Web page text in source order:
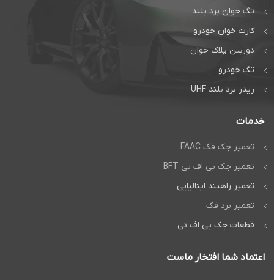
تگ خوان برد بلند
کارت خوان خودرو
دوربین پلاک خوان
تگ خودرو
ریدر برد بلند UHF
خدمات
تعمیر جک فک FAAC
تعمیر جک بی اف تی BFT
تعمیر راهبند ایتالیایی
تعمیر برد فک
قطعات جک بی اف تی
اعتماد شما افتخار ماست